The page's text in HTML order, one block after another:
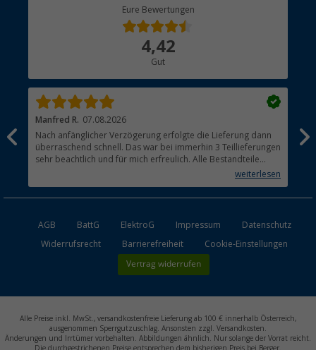
Eure Bewertungen
4,42
Gut
Manfred R. 07.08.2026
Nach anfänglicher Verzögerung erfolgte die Lieferung dann
überraschend schnell. Das war bei immerhin 3 Teillieferungen
sehr beachtlich und für mich erfreulich. Alle Bestandteile
waren gut verpackt und in Ordnung. Das Gerät (Gasgrill)weiterlesen
AGB BattG ElektroG Impressum
Datenschutz
Widerrufsrecht
Barrierefreiheit Cookie-Einstellungen
Vertrag widerrufen
Alle Preise inkl. MwSt., versandkostenfreie Lieferung ab 100 € innerhalb Österreich,
ausgenommen Sperrgutzuschlag. Ansonsten zzgl. Versandkosten.
Änderungen und Irrtümer vorbehalten. Abbildungen ähnlich. Nur solange der Vorrat reicht.
Die durchgestrichenen Preise entsprechen dem bisherigen Preis bei Berger.